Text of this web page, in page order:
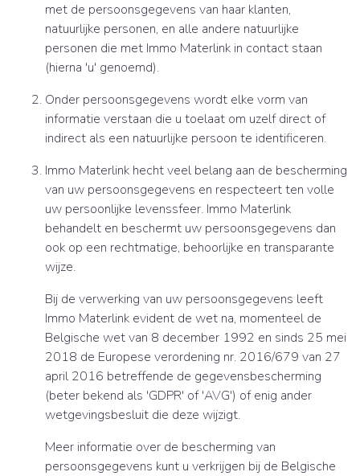
met de persoonsgegevens van haar klanten,
natuurlijke personen, en alle andere natuurlijke
personen die met Immo Materlink in contact staan
(hierna 'u' genoemd).
Onder persoonsgegevens wordt elke vorm van
informatie verstaan die u toelaat om uzelf direct of
indirect als een natuurlijke persoon te identificeren.
Immo Materlink hecht veel belang aan de bescherming
van uw persoonsgegevens en respecteert ten volle
uw persoonlijke levenssfeer. Immo Materlink
behandelt en beschermt uw persoonsgegevens dan
ook op een rechtmatige, behoorlijke en transparante
wijze.
Bij de verwerking van uw persoonsgegevens leeft
Immo Materlink evident de wet na, momenteel de
Belgische wet van 8 december 1992 en sinds 25 mei
2018 de Europese verordening nr. 2016/679 van 27
april 2016 betreffende de gegevensbescherming
(beter bekend als 'GDPR' of 'AVG') of enig ander
wetgevingsbesluit die deze wijzigt.
Meer informatie over de bescherming van
persoonsgegevens kunt u verkrijgen bij de Belgische